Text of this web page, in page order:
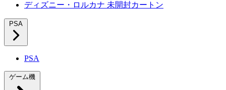
ディズニー・ロルカナ 未開封カートン
PSA
PSA
ゲーム機